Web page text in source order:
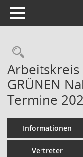
Toggle navigation
Arbeitskreis
GRÜNEN
Termine
Informationen
Vertreter